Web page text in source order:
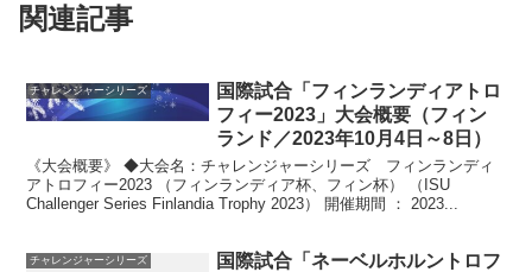
関連記事
チャレンジャーシリーズ
国際試合「フィンランディアトロ
フィー2023」大会概要（フィン
ランド／2023年10月4日～8日）
《大会概要》 ◆大会名：チャレンジャーシリーズ フィンランディ
アトロフィー2023 （フィンランディア杯、フィン杯） （ISU
Challenger Series Finlandia Trophy 2023） 開催期間 ： 2023...
チャレンジャーシリーズ
国際試合「ネーベルホルントロフ